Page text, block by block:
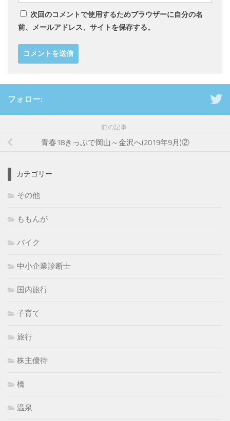
次回のコメントで使用するためブラウザーに自分の名
前、メールアドレス、サイトを保存する。
フォロー:
前の記事
青春18きっぷで岡山～金沢へ(2019年9月)②
カテゴリー
その他
ももんが
バイク
中小企業診断士
国内旅行
子育て
旅行
株主優待
橋
温泉